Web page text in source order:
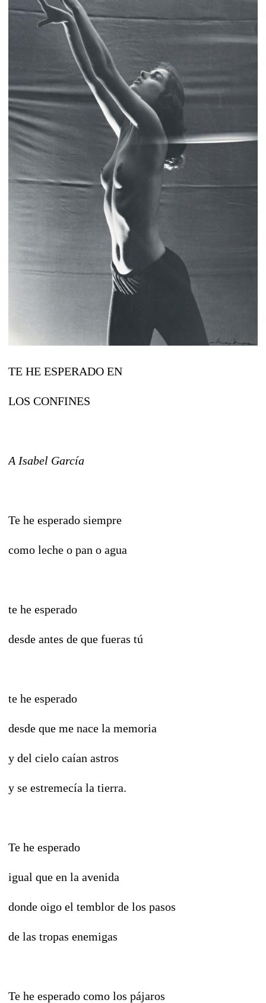
TE HE ESPERADO EN
LOS CONFINES
A Isabel García
Te he esperado siempre
como leche o pan o agua
te he esperado
desde antes de que fueras tú
te he esperado
desde que me nace la memoria
y del cielo caían astros
y se estremecía la tierra.
Te he esperado
igual que en la avenida
donde oigo el temblor de los pasos
de las tropas enemigas
Te he esperado como los pájaros